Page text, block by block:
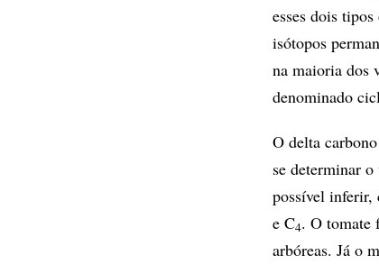
esses dois
isótopos
na maioria dos
denominado
O delta
se determinar
possível inferir,
e C4. O tomate
arbóreas. Já o